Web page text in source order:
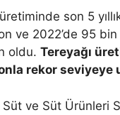
son 5
ve 2022’de 95
oldu. Tereyağı
rekor seviyeye
Süt ve Süt Ürünleri